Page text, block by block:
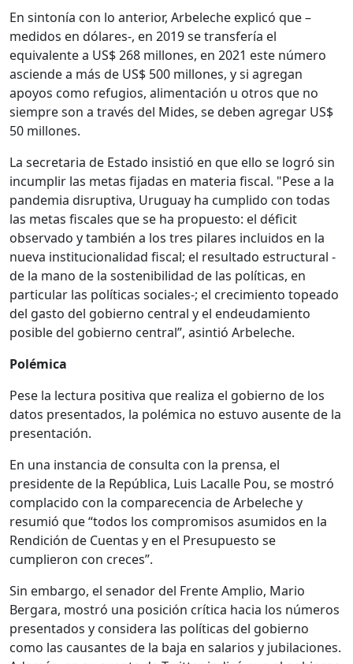
En sintonía con lo anterior, Arbeleche explicó que –
medidos en dólares-, en 2019 se transfería el
equivalente a US$ 268 millones, en 2021 este número
asciende a más de US$ 500 millones, y si agregan
apoyos como refugios, alimentación u otros que no
siempre son a través del Mides, se deben agregar US$
50 millones.
La secretaria de Estado insistió en que ello se logró sin
incumplir las metas fijadas en materia fiscal. "Pese a la
pandemia disruptiva, Uruguay ha cumplido con todas
las metas fiscales que se ha propuesto: el déficit
observado y también a los tres pilares incluidos en la
nueva institucionalidad fiscal; el resultado estructural -
de la mano de la sostenibilidad de las políticas, en
particular las políticas sociales-; el crecimiento topeado
del gasto del gobierno central y el endeudamiento
posible del gobierno central”, asintió Arbeleche.
Polémica
Pese la lectura positiva que realiza el gobierno de los
datos presentados, la polémica no estuvo ausente de la
presentación.
En una instancia de consulta con la prensa, el
presidente de la República, Luis Lacalle Pou, se mostró
complacido con la comparecencia de Arbeleche y
resumió que “todos los compromisos asumidos en la
Rendición de Cuentas y en el Presupuesto se
cumplieron con creces”.
Sin embargo, el senador del Frente Amplio, Mario
Bergara, mostró una posición crítica hacia los números
presentados y considera las políticas del gobierno
como las causantes de la baja en salarios y jubilaciones.